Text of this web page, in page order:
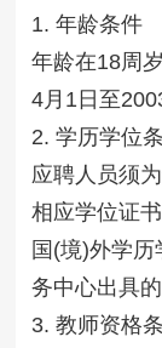
1. 年龄条件
年龄在18周
4月1日至
2. 学历学位
应聘人员须
相应学位证书
国(境)外学
务中心出具
3. 教师资格